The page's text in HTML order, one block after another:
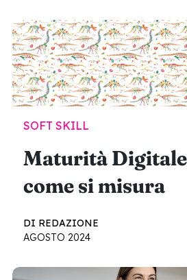
SOFT SKILL
Maturità
come si misura
DI REDAZIONE
AGOSTO 2024